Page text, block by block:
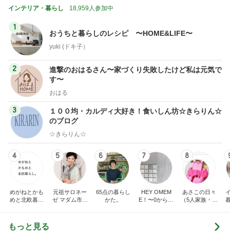
インテリア・暮らし 18,959人参加中
1
おうちと暮らしのレシピ 〜HOME&LIFE〜
yuki (ドキ子）
2
進撃のおはるさん〜家づくり失敗したけど私は元気で
す〜
おはる
3
１００均・カルディ大好き！食いしん坊☆きらりん☆
のブログ
☆きらりん☆
4
めがねとかも
めと北欧暮ら
5
元祖サロネー
ゼ マダム市川
6
65点の暮らし
かた。
7
HEY OMEM
E！〜0からの
8
あさこの日々
（5人家族・投
もっと見る